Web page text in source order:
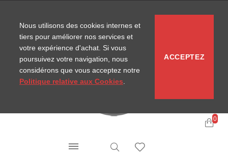
0
Nous utilisons des cookies internes et
tiers pour améliorer nos services et
votre expérience d'achat. Si vous
poursuivez votre navigation, nous
considérons que vous acceptez notre
Politique relative aux Cookies
ACCEPTEZ